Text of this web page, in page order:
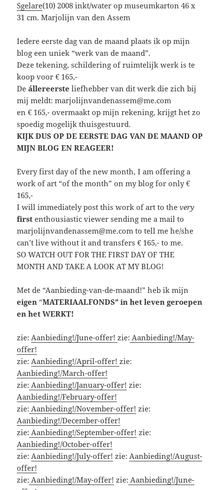
Sgelare(10) 2008 inkt/water op museumkarton 46 x
31 cm. Marjolijn van den Assem
Iedere eerste dag van de maand plaats ik op mijn
blog een uniek “werk van de maand”.
Deze tekening, schildering of ruimtelijk werk is te
koop voor € 165,-
Deállereerste liefhebber van dit werk die zich bij
mij meldt: marjolijnvandenassem@me.com
en € 165,- overmaakt op mijn rekening, krijgt het zo
spoedig mogelijk thuisgestuurd.
KIJK DUS OP DE EERSTE DAG VAN DE MAAND OP
MIJN BLOG EN REAGEER!
Every first day of the new month, I am offering a
work of art “of the month” on my blog for only €
165,-
I will immediately post this work of art to thevery
first enthousiastic viewer sending me a mail to
marjolijnvandenassem@me.com to tell me he/she
can’t live without it and transfers € 165,- to me.
SO WATCH OUT FOR THE FIRST DAY OF THE
MONTH AND TAKE A LOOK AT MY BLOG!
Met de “Aanbieding-van-de-maand!” heb ik mijn
eigen “MATERIAALFONDS” in het leven geroepen
en het WERKT!
zie: Aanbieding!/June-offer!zie: Aanbieding!/May-
offer!
zie: Aanbieding!/April-offer!zie:
Aanbieding!/March-offer!
zie: Aanbieding!/January-offer! zie:
Aanbieding!/February-offer!
zie: Aanbieding!/November-offer! zie:
Aanbieding!/December-offer!
zie: Aanbieding!/September-offer! zie:
Aanbieding!/October-offer!
zie: Aanbieding!/July-offer! zie: Aanbieding!/August-
offer!
zie: Aanbieding!/May-offer! zie: Aanbieding!/June-